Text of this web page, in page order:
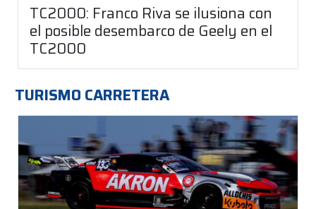
TC2000: Franco Riva se ilusiona con
el posible desembarco de Geely en el
TC2000
TURISMO CARRETERA